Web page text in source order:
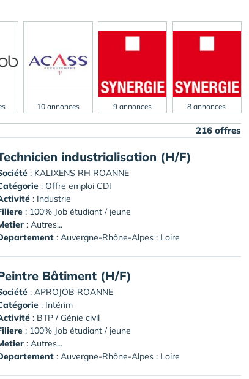
10 annonces 9 annonces 8 annonces
216 offres
industrialisation (H/F)
: KALIXENS RH ROANNE
: Offre emploi CDI
: Industrie
: 100% Job étudiant / jeune
: Autres...
: Auvergne-Rhône-Alpes : Loire
Bâtiment (H/F)
: APROJOB ROANNE
: Intérim
: BTP / Génie civil
: 100% Job étudiant / jeune
: Autres...
: Auvergne-Rhône-Alpes : Loire